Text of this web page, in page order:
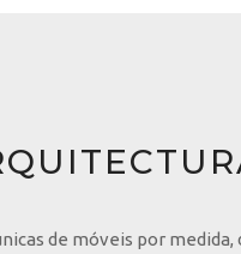
de móveis por medida,